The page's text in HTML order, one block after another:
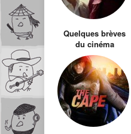
Quelques brèves
du cinéma